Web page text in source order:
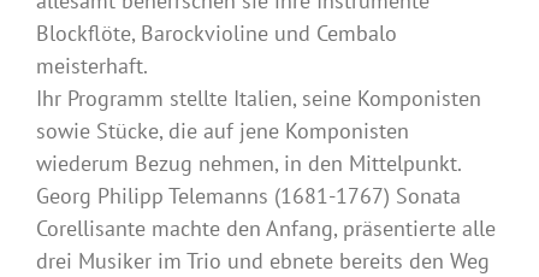
Blockflöte, Barockvioline und Cembalo
meisterhaft.
Ihr Programm stellte Italien, seine Komponisten
sowie Stücke, die auf jene Komponisten
wiederum Bezug nehmen, in den Mittelpunkt.
Georg Philipp Telemanns (1681-1767) Sonata
Corellisante machte den Anfang, präsentierte alle
drei Musiker im Trio und ebnete bereits den Weg